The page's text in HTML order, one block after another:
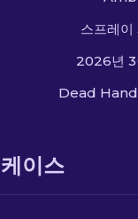
스프레이
2026년 3
Dead
이스